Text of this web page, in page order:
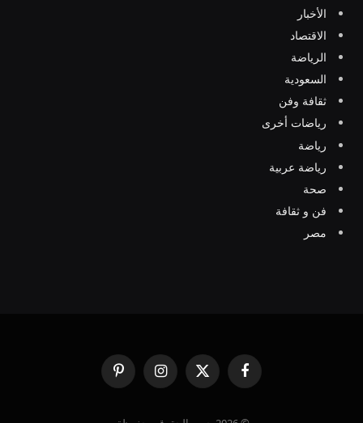
الأخبار
الاقتصاد
الرياضة
السعودية
ثقافة وفن
رياضات أخرى
رياضة
رياضة عربية
صحة
فن و ثقافة
مصر
فيسبوك
X
(Twitter)
الانستغرامبينتيريست